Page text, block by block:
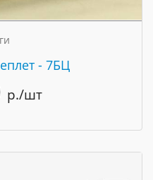
- 7БЦ
р./шт